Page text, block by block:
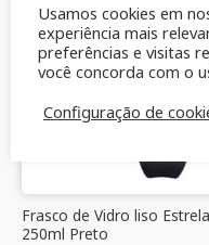
Frasco de Vidro liso Estrela
250ml Preto
Usamos cookies em
experiência mais
preferências e visitas
você concorda com o
Configuração de